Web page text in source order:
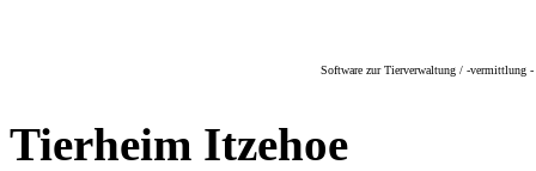
Software zur Tierverwaltung / -
Tierheim Itzehoe